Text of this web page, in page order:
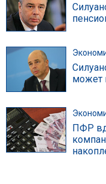
может
ПФР